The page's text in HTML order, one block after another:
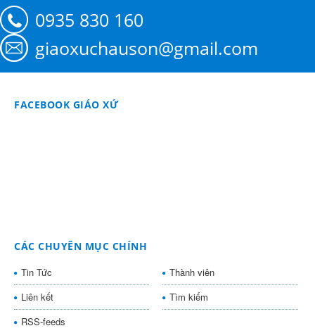
0935 830 160
giaoxuchauson@gmail.com
FACEBOOK GIÁO XỨ
CÁC CHUYÊN MỤC CHÍNH
Tin Tức
Thành viên
Liên kết
Tìm kiếm
RSS-feeds